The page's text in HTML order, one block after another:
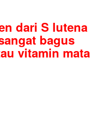
dari S lutena
bagus
vitamin mata